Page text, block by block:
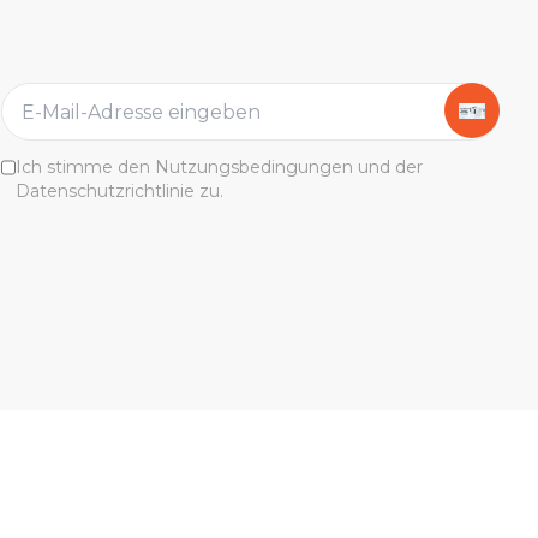
Ich stimme den Nutzungsbedingungen und der
Datenschutzrichtlinie zu.